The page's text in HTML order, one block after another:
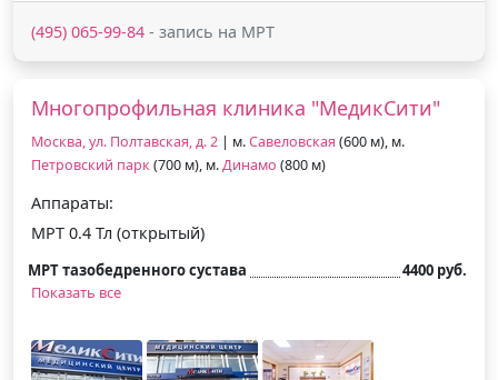
(495) 065-99-84 - запись на МРТ
Многопрофильная клиника "МедикСити"
Москва, ул. Полтавская, д. 2 | м.Савеловская (600 м), м.
Петровский парк(700 м), м.Динамо (800 м)
Аппараты:
МРТ 0.4 Тл (открытый)
МРТ тазобедренного сустава
4400 руб.
Показать все